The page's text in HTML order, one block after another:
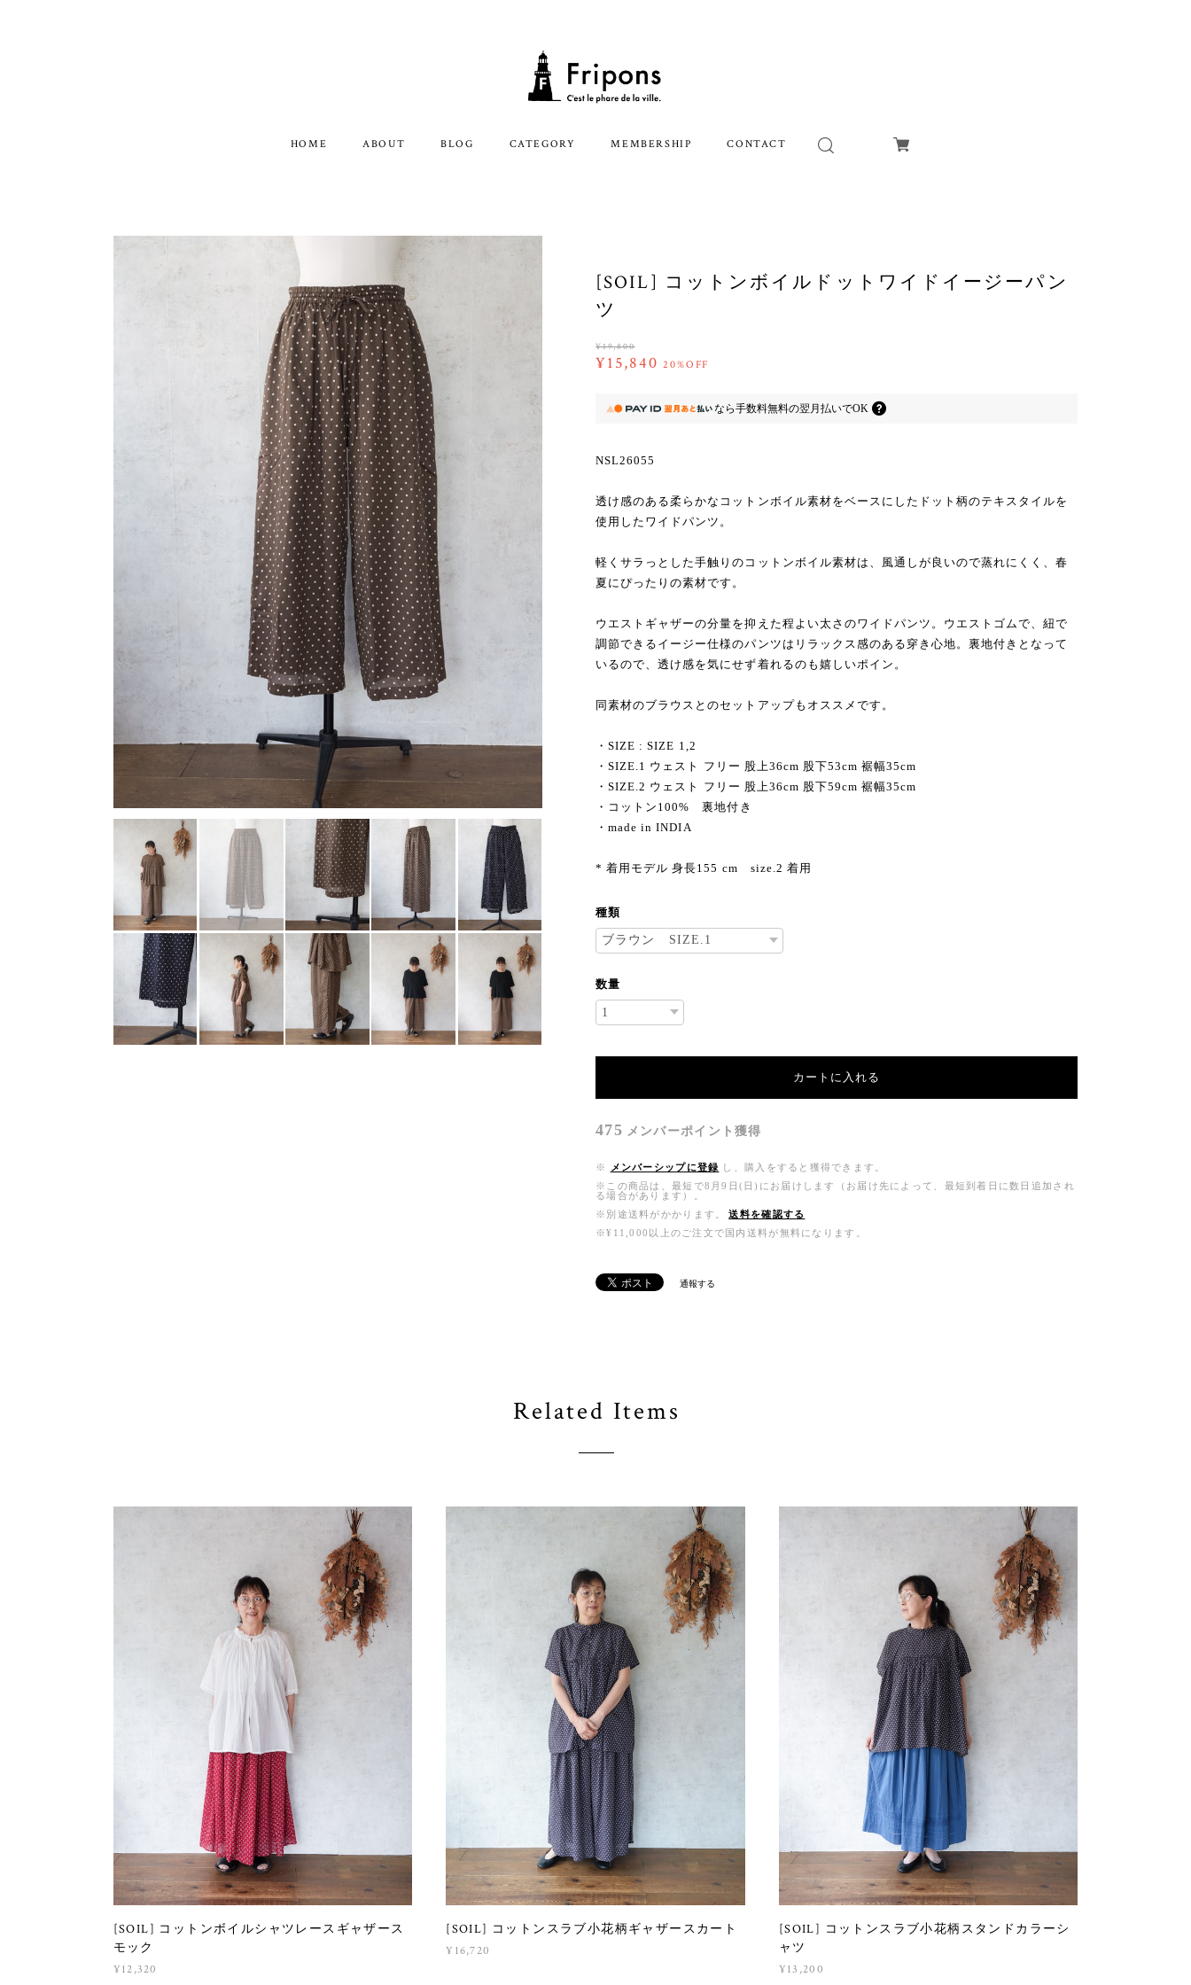
HOME ABOUT BLOG CATEGORY MEMBERSHIP CONTACT
[SOIL] コットンボイルドットワイドイージーパン
ツ
¥19,800
¥15,840 20%OFF
なら手数料無料の翌月払いでOK
NSL26055
透け感のある柔らかなコットンボイル素材をベースにしたドット柄のテキスタイルを
使用したワイドパンツ。
軽くサラっとした手触りのコットンボイル素材は、風通しが良いので蒸れにくく、春
夏にぴったりの素材です。
ウエストギャザーの分量を抑えた程よい太さのワイドパンツ。ウエストゴムで、紐で
調節できるイージー仕様のパンツはリラックス感のある穿き心地。裏地付きとなって
いるので、透け感を気にせず着れるのも嬉しいポイン。
同素材のブラウスとのセットアップもオススメです。
・SIZE : SIZE 1,2
・SIZE.1 ウェスト フリー 股上36cm 股下53cm 裾幅35cm
・SIZE.2 ウェスト フリー 股上36cm 股下59cm 裾幅35cm
・コットン100% 裏地付き
・made in INDIA
* 着用モデル 身長155 cm size.2 着用
種類
数量
カートに入れる
475 メンバーポイント獲得
※ メンバーシップに登録
し、購入をすると獲得できます。
※この商品は、最短で8月9日(日)にお届けします（お届け先によって、最短到着日に数日追加され
る場合があります）。
※別途送料がかかります。
送料を確認する
※¥11,000以上のご注文で国内送料が無料になります。
通報する
Related Items
[SOIL] コットンボイルシャツレースギャザース
モック
¥12,320
[SOIL] コットンスラブ小花柄ギャザースカート
¥16,720
[SOIL] コットンスラブ小花柄スタンドカラーシ
ャツ
¥13,200